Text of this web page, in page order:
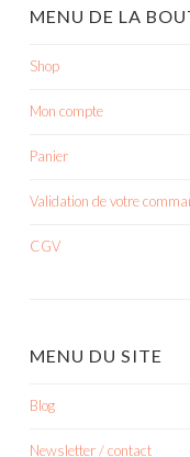
MENU DE LA
Shop
Mon compte
Panier
Validation de votre
CGV
MENU DU SITE
Blog
Newsletter / contact